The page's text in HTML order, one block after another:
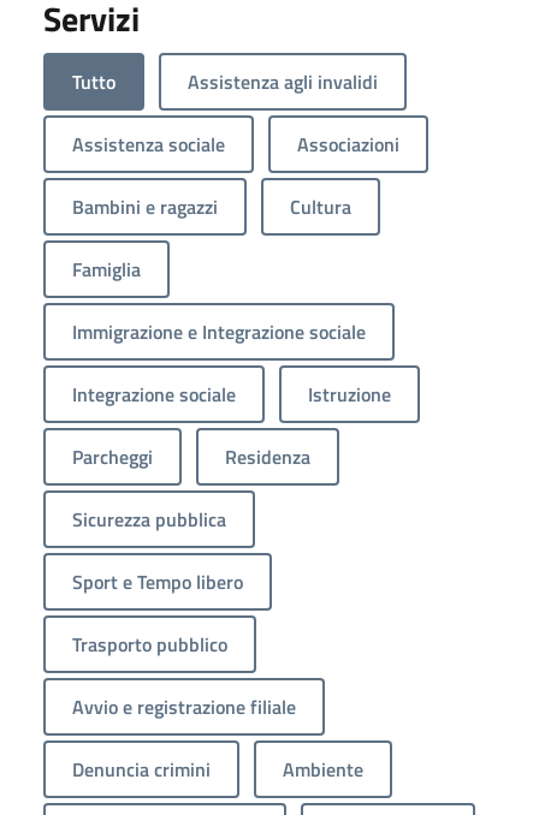
Servizi
Tutto Assistenza agli invalidi
Assistenza sociale Associazioni
Bambini e ragazzi Cultura
Famiglia
Immigrazione e Integrazione sociale
Integrazione sociale Istruzione
Parcheggi Residenza
Sicurezza pubblica
Sport e Tempo libero
Trasporto pubblico
Avvio e registrazione filiale
Denuncia crimini Ambiente